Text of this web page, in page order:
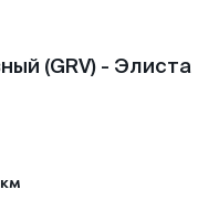
(GRV) - Элиста